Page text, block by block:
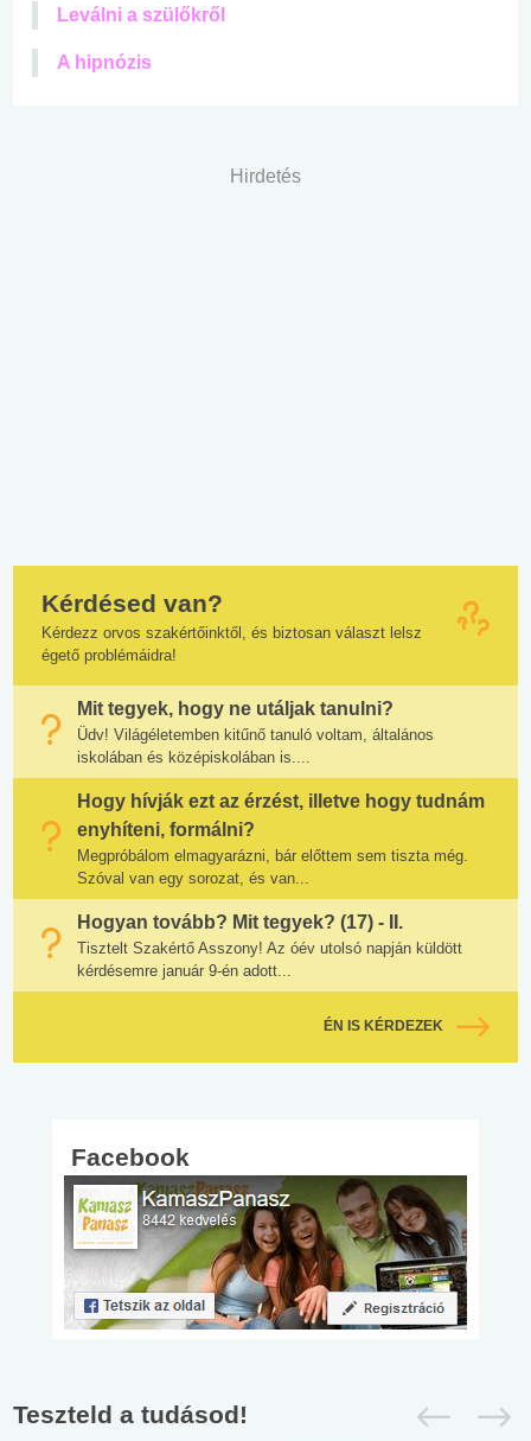
Leválni a szülőkről
A hipnózis
Hirdetés
Kérdésed van?
Kérdezz orvos szakértőinktől, és biztosan választ lelsz
égető problémáidra!
Mit tegyek, hogy ne utáljak tanulni?
Üdv! Világéletemben kitűnő tanuló voltam, általános
iskolában és középiskolában is....
Hogy hívják ezt az érzést, illetve hogy tudnám
enyhíteni, formálni?
Megpróbálom elmagyarázni, bár előttem sem tiszta még.
Szóval van egy sorozat, és van...
Hogyan tovább? Mit tegyek? (17) - II.
Tisztelt Szakértő Asszony! Az óév utolsó napján küldött
kérdésemre január 9-én adott...
ÉN IS KÉRDEZEK
Facebook
Teszteld a tudásod!